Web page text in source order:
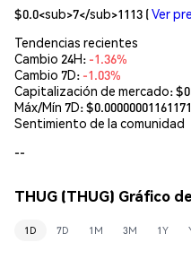
$0.0<sub>7</sub>1113 (Ver
Tendencias recientes
Cambio 24H: -1.36%
Cambio 7D: -1.03%
Capitalización de mercado:
Máx/Mín 7D: $
Sentimiento de la comunidad
--
THUG (THUG) Gráfico
1D 7D 1M 3M 1Y